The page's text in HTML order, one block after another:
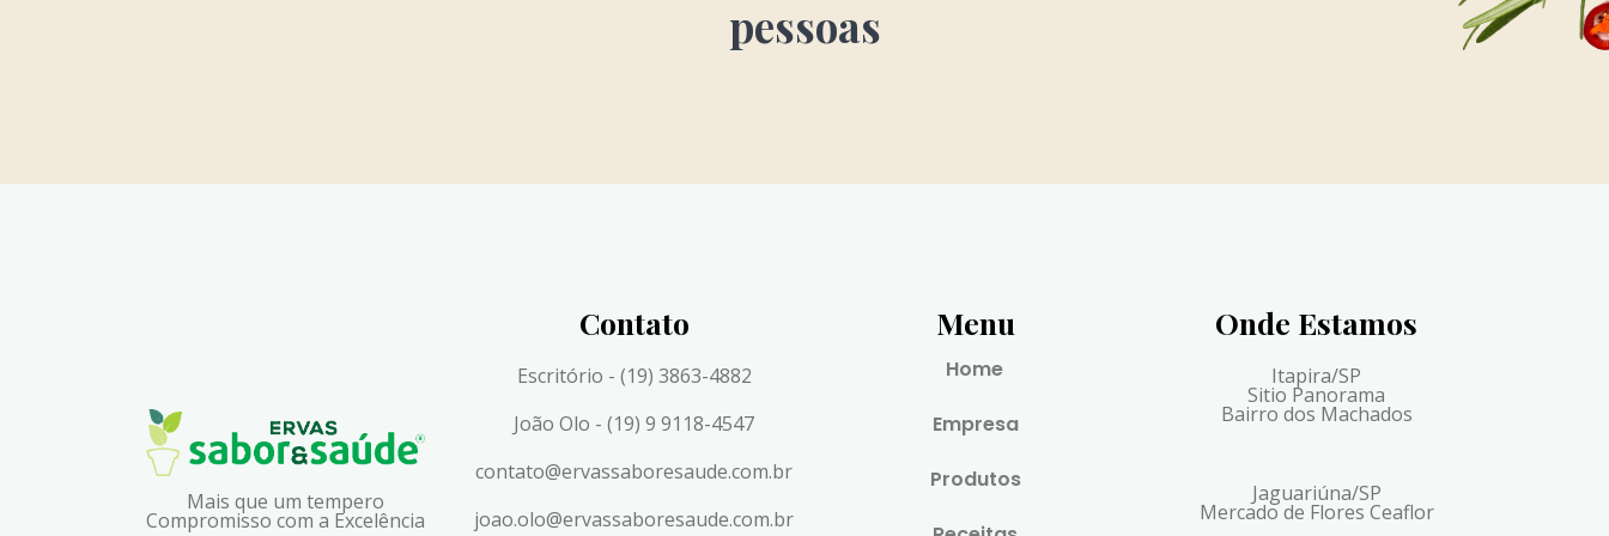
pessoas
Mais que um tempero
Compromisso com a Excelência
Contato
Escritório - (19) 3863-4882
João Olo - (19) 9 9118-4547
contato@ervassaboresaude.com.br
joao.olo@ervassaboresaude.com.br
Menu
Home
Empresa
Produtos
Onde Estamos
Itapira/SP
Sitio Panorama
Bairro dos Machados
Jaguariúna/SP
Mercado de Flores Ceaflor